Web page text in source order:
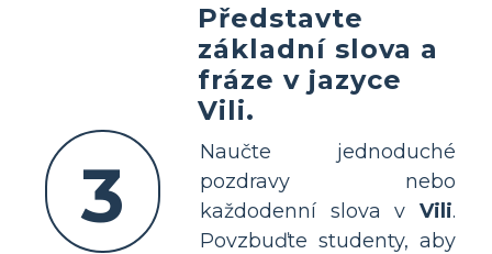
3
Představte
základní slova a
fráze v jazyce
Vili.
Naučte jednoduché
pozdravy nebo
každodenní slova v Vili.
Povzbuďte studenty, aby